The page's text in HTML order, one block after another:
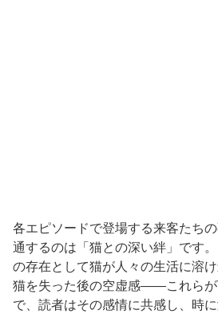
各エピソードで登場する来客たち
通するのは「猫との深い絆」です
の存在として猫が人々の生活に溶
猫を失った後の空虚感——これらが
で、読者はその感情に共感し、時